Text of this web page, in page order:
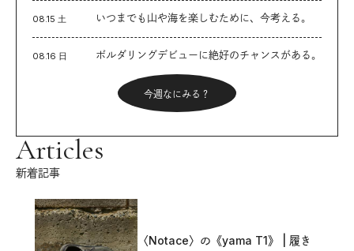
08.15 土 いつまでも山や海を楽しむために、今考える。
08.16 日 ボルダリングデビューに絶好のチャンスがある。
今週なにみる？
Articles
新着記事
〈Notace〉の《yama T1》 | 履き